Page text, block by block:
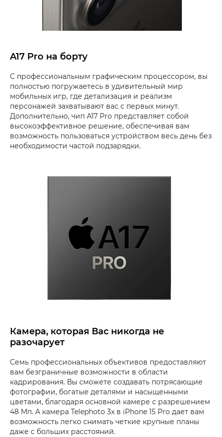
A17 Pro на борту
С профессиональным графическим процессором, вы
полностью погружаетесь в удивительный мир
мобильных игр, где детализация и реализм
персонажей захватывают вас с первых минут.
Дополнительно, чип A17 Pro представляет собой
высокоэффективное решение, обеспечивая вам
возможность пользоваться устройством весь день без
необходимости частой подзарядки.
Камера, которая Вас никогда не
разочарует
Семь профессиональных объективов предоставляют
вам безграничные возможности в области
кадрирования. Вы сможете создавать потрясающие
фотографии, богатые деталями и насыщенными
цветами, благодаря основной камере с разрешением
48 Мп. А камера Telephoto 3x в iPhone 15 Pro дает вам
возможность легко снимать четкие крупные планы
даже с больших расстояний.